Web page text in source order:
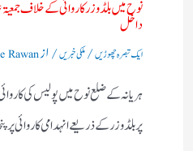
نوح میں بلڈوزر کاروائی کے خلاف جمعیۃ
داخل
ایک تبصرہ چھوڑیں/ملکی خبریں/ ازRawan
ہریانہ کے ضلع نوح میں پولیس کی
پر بلڈوزر کے ذریعے انہدامی کاروائی پر